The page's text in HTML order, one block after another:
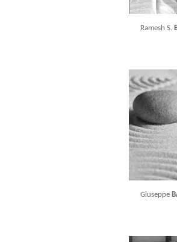
Ramesh S.
Giuseppe